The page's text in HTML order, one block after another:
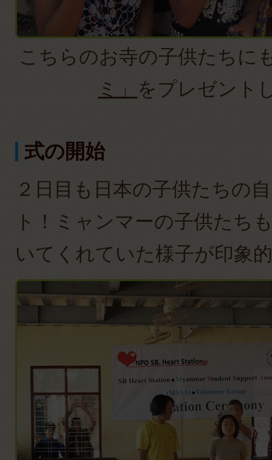
こちらのお寺の子供たちに
ミ」 をプレゼント
式の開始
２日目も日本の子供たちの
ト！ミャンマーの子供たち
いてくれていた様子が印象